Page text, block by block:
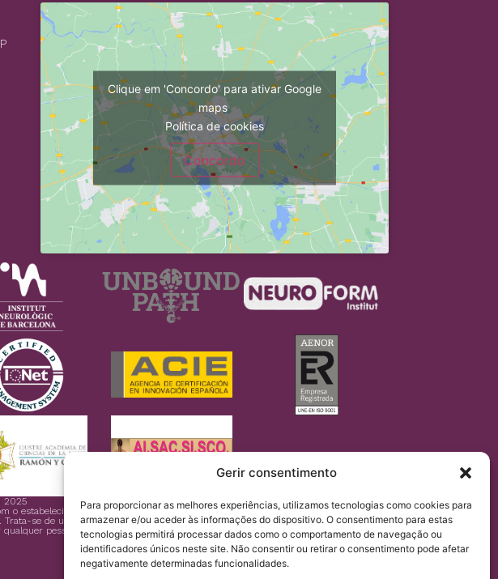
Gerir consentimento
Para proporcionar as melhores experiências, utilizamos tecnologias como cookies para
armazenar e/ou aceder às informações do dispositivo. O consentimento para estas
tecnologias permitirá processar dados como o comportamento de navegação ou
identificadores únicos neste site. Não consentir ou retirar o consentimento pode afetar
negativamente determinadas funcionalidades.
Clique em 'Concordo' para ativar Google
maps
Política de cookies
Concordo
2025
o estabelecido no Regulamento UE 2016/679 (RGPD).
se de uma cortesia do Institut Chiari & Siringomielia & Escoliosis de Barcelona,
pessoa que queira acessa-lo.